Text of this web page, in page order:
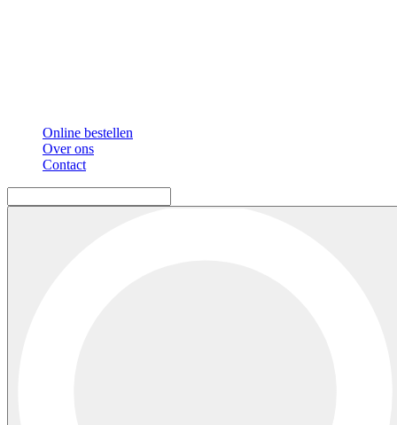
Online bestellen
Over ons
Contact